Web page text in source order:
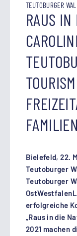
TEUTOBURGER
RAUS IN
Bielefeld, 22.
Teutoburger
Teutoburger
erfolgreiche
„Raus in die
2021 machen